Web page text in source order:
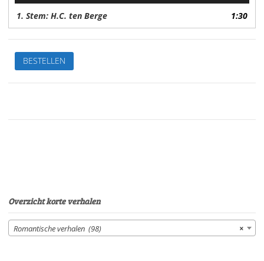
1. Stem: H.C. ten Berge 1:30
De
eerste
sneeuwVan:
BergeStem:
BESTELLEN
Overzicht korte verhalen
×
Romantische verhalen (98)